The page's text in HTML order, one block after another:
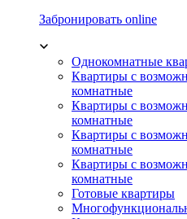
Забронировать online
Однокомнатные
Квартиры с
комнатные
Квартиры с
комнатные
Квартиры с
комнатные
Квартиры с
комнатные
Готовые квартиры